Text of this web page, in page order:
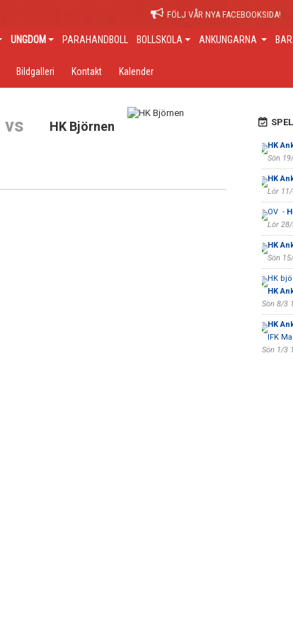
FÖLJ VÅR NYA FACEBOOKSIDA!
UNGDOM PARAHANDBOLL BOLLSKOLA ANKUNGARNA
Bildgalleri Kontakt Kalender
vs HK Björnen
HK
Sön
HK
Lör
OV -
Lör
HK
Sön
HK
HK
Sön 8/3
HK
IFK
Sön 1/3